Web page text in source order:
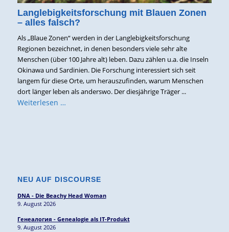
Langlebigkeitsforschung mit Blauen Zonen
– alles falsch?
Als „Blaue Zonen“ werden in der Langlebigkeitsforschung
Regionen bezeichnet, in denen besonders viele sehr alte
Menschen (über 100 Jahre alt) leben. Dazu zählen u.a. die Inseln
Okinawa und Sardinien. Die Forschung interessiert sich seit
langem für diese Orte, um herauszufinden, warum Menschen
dort länger leben als anderswo. Der diesjährige Träger ...
Weiterlesen …
NEU AUF DISCOURSE
DNA - Die Beachy Head Woman
9. August 2026
Генеалогия - Genealogie als IT-Produkt
9. August 2026